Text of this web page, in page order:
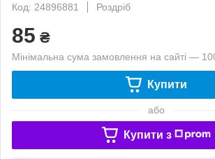
Код: 24896881
Роздріб
85 ₴
Мінімальна сума замовлення на сайті —
Купити
або
Купити з